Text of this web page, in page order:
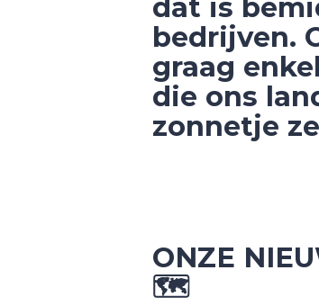
dat is
bedrijven.
graag
die ons
zonnetje
ONZE
🗺